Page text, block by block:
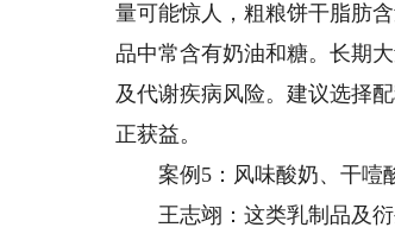
量可能惊人，粗粮饼干脂肪
品中常含有奶油和糖。长期
及代谢疾病风险。建议选择
正获益。
案例5：风味酸奶、干噎
王志翊：这类乳制品及衍